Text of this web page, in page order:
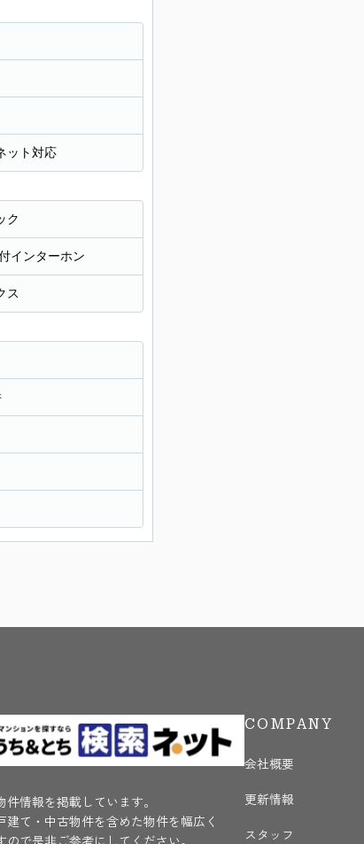
ット対応
ク
インターホン
ス
情報を掲載しています。
建て・中古物件を含めた物件を幅広く
ので是非ご参考にしてください。
COMPANY
会社概要
更新情報
スタッフ